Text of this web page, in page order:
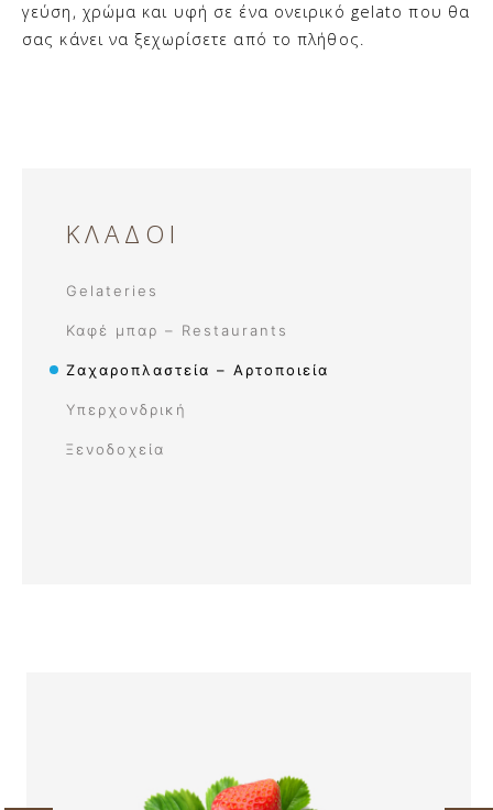
γεύση, χρώμα και υφή σε ένα ονειρικό gelato που θα
σας κάνει να ξεχωρίσετε από το πλήθος.
ΚΛΑΔΟΙ
Gelateries
Καφέ μπαρ – Restaurants
Ζαχαροπλαστεία – Αρτοποιεία
Υπερχονδρική
Ξενοδοχεία​